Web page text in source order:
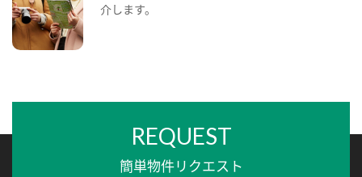
介します。
REQUEST
簡単物件リクエスト